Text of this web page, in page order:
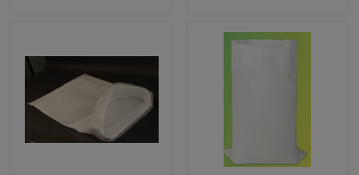
Über uns
Fabrik-Ausflug